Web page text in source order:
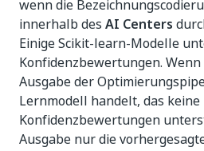
wenn die
innerhalb des AI Centers
Einige Scikit-learn-Modelle
Konfidenzbewertungen. Wenn
Ausgabe der
Lernmodell handelt, das keine
Konfidenzbewertungen
Ausgabe nur die